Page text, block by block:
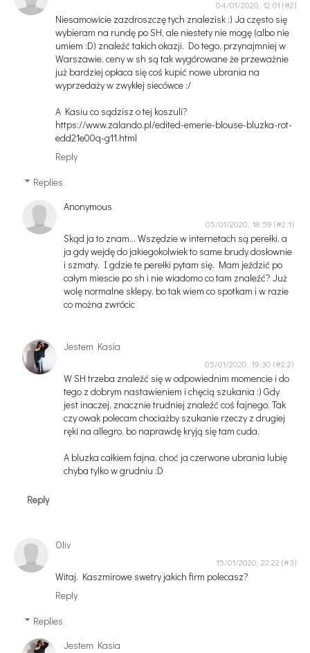
04/01/2020, 12:01
Niesamowicie zazdroszczę tych znalezisk :) Ja często się
wybieram na rundę po SH, ale niestety nie mogę (albo nie
umiem :D) znaleźć takich okazji. Do tego, przynajmniej w
Warszawie, ceny w sh są tak wygórowane że przeważnie
już bardziej opłaca się coś kupić nowe ubrania na
wyprzedaży w zwykłej siecówce :/
A Kasiu co sądzisz o tej koszuli?
https://www.zalando.pl/edited-emerie-blouse-bluzka-rot-
edd21e00q-g11.html
Reply
Replies
Anonymous
05/01/2020, 18:59
Skąd ja to znam... Wszędzie w internetach są perełki, a
ja gdy wejdę do jakiegokolwiek to same brudy dosłownie
i szmaty. I gdzie te perełki pytam się. Mam jeździć po
całym miescie po sh i nie wiadomo co tam znaleźć? Już
wolę normalne sklepy, bo tak wiem co spotkam i w razie
co można zwrócic
Jestem Kasia
05/01/2020, 19:30
W SH trzeba znaleźć się w odpowiednim momencie i do
tego z dobrym nastawieniem i chęcią szukania :) Gdy
jest inaczej, znacznie trudniej znaleźć coś fajnego. Tak
czy owak polecam chociażby szukanie rzeczy z drugiej
ręki na allegro, bo naprawdę kryją się tam cuda.
A bluzka całkiem fajna, choć ja czerwone ubrania lubię
chyba tylko w grudniu :D
Reply
Oliv
15/01/2020, 22:22
Witaj. Kaszmirowe swetry jakich firm polecasz?
Reply
Replies
Jestem Kasia